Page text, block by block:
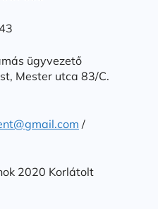
ügyvezető
Mester utca 83/C.
/
2020 Korlátolt